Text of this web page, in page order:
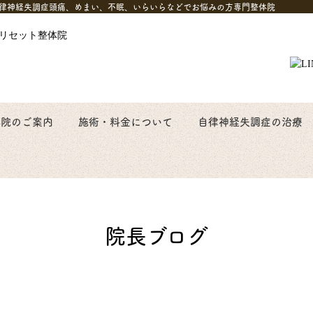
神経失調症頭痛、めまい、不眠、いらいらなどでお悩みの方専門整体院
のご案内 施術・料金について 自律神経失調症の治療
院長ブログ